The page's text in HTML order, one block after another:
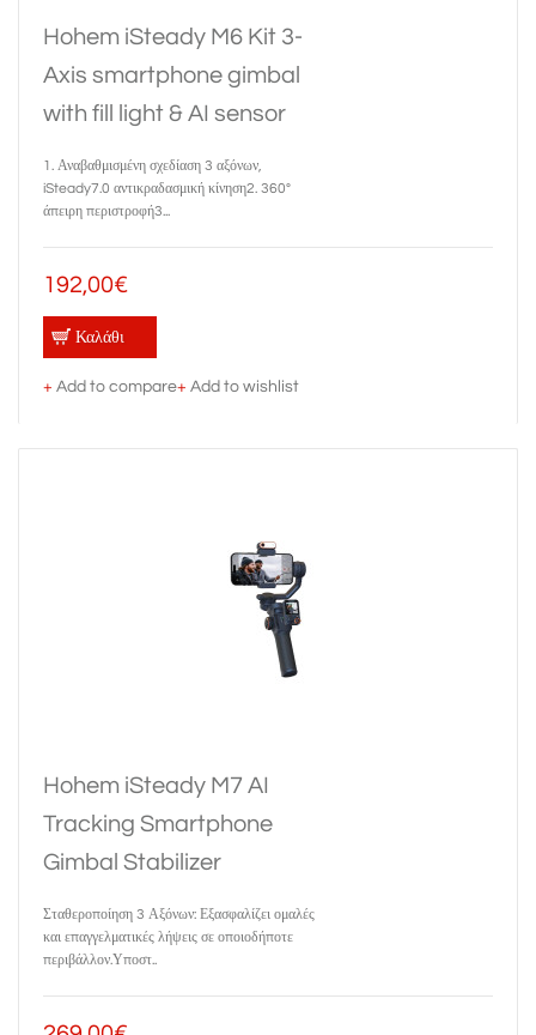
Hohem iSteady M6 Kit 3-
Axis smartphone gimbal
with fill light & AI sensor
1. Αναβαθμισμένη σχεδίαση 3 αξόνων,
iSteady7.0 αντικραδασμική κίνηση2. 360°
άπειρη περιστροφή3...
192,00€
Καλάθι
+ Add to compare+ Add to wishlist
Hohem iSteady M7 AI
Tracking Smartphone
Gimbal Stabilizer
Σταθεροποίηση 3 Αξόνων: Εξασφαλίζει ομαλές
και επαγγελματικές λήψεις σε οποιοδήποτε
περιβάλλον.Υποστ..